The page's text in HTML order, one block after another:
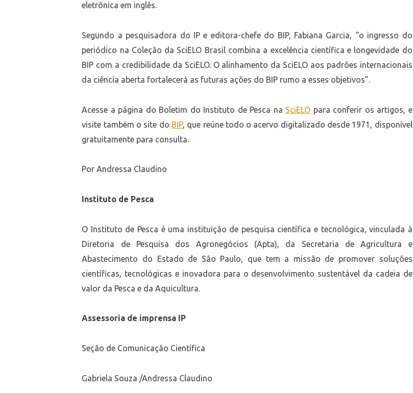
eletrônica em inglês.
Segundo a pesquisadora do IP e editora-chefe do BIP, Fabiana Garcia, “o ingresso do
periódico na Coleção da SciELO Brasil combina a excelência científica e longevidade do
BIP com a credibilidade da SciELO. O alinhamento da SciELO aos padrões internacionais
da ciência aberta fortalecerá as futuras ações do BIP rumo a esses objetivos”.
Acesse a página do Boletim do Instituto de Pesca na SciELO para conferir os artigos, e
visite também o site do BIP, que reúne todo o acervo digitalizado desde 1971, disponível
gratuitamente para consulta.
Por Andressa Claudino
Instituto de Pesca
O Instituto de Pesca é uma instituição de pesquisa científica e tecnológica, vinculada à
Diretoria de Pesquisa dos Agronegócios (Apta), da Secretaria de Agricultura e
Abastecimento do Estado de São Paulo, que tem a missão de promover soluções
científicas, tecnológicas e inovadora para o desenvolvimento sustentável da cadeia de
valor da Pesca e da Aquicultura.
Assessoria de imprensa IP
Seção de Comunicação Científica
Gabriela Souza /Andressa Claudino